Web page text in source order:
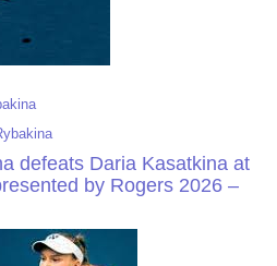
defeats Daria Kasatkina at
by Rogers 2026 –